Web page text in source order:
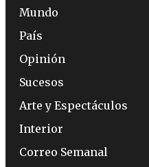
Mundo
País
Opinión
Sucesos
Arte y Espectáculos
Interior
Correo Semanal